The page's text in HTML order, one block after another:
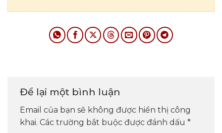
Để lại một bình luận
Email của bạn sẽ không được hiển thị công
khai. Các trường bắt buộc được đánh dấu *